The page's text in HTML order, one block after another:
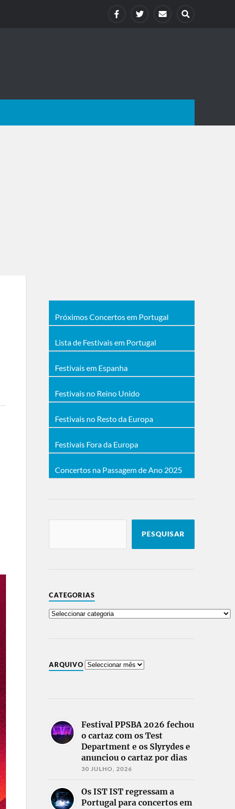
Próximos Concertos em Portugal
Lista de Festivais em Portugal
Festivais em Espanha
Festivais no Reino Unido
Festivais no Resto da Europa
Festivais Fora da Europa
Concertos na Passagem de Ano 2025
PESQUISAR
CATEGORIAS
ARQUIVO
Festival PPSBA 2026 fechou
o cartaz com os Test
Department e os Slyrydes e
anunciou o cartaz por dias
30 JULHO, 2026
Os IST IST regressam a
Portugal para concertos em